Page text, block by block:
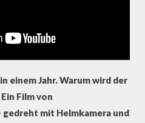
einem Jahr. Warum wird der
Film von
mit Helmkamera und